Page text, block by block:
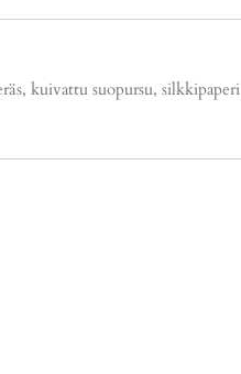
kuivattu suopursu, silkkipaperi